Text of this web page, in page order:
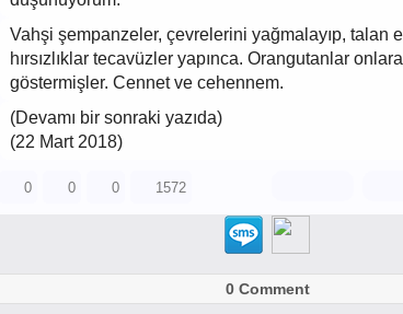
Vahşi şempanzeler, çevrelerini yağmalayıp, talan
hırsızlıklar tecavüzler yapınca. Orangutanlar
göstermişler. Cennet ve cehennem.
(Devamı bir sonraki yazıda)
(22 Mart 2018)
0 0 0 1572
0 Comment